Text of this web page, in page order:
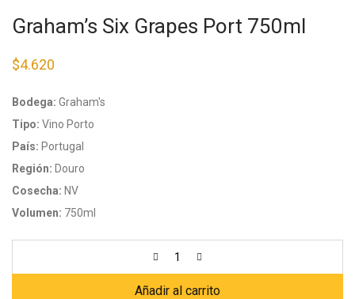
Graham’s Six Grapes Port 750ml
$4.620
Bodega: Graham's
Tipo: Vino Porto
País: Portugal
Región: Douro
Cosecha: NV
Volumen: 750ml
Añadir al carrito